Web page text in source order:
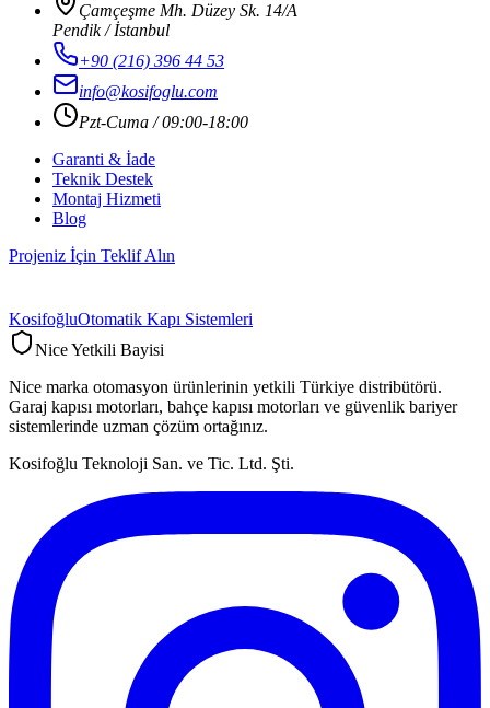
Çamçeşme Mh. Düzey Sk. 14/A
Pendik / İstanbul
+90 (216) 396 44 53
info@kosifoglu.com
Pzt-Cuma / 09:00-18:00
Garanti & İade
Teknik Destek
Montaj Hizmeti
Blog
Projeniz İçin Teklif Alın
KosifoğluOtomatik Kapı Sistemleri
Nice Yetkili Bayisi
Nice marka otomasyon ürünlerinin yetkili Türkiye distribütörü.
Garaj kapısı motorları, bahçe kapısı motorları ve güvenlik bariyer
sistemlerinde uzman çözüm ortağınız.
Kosifoğlu Teknoloji San. ve Tic. Ltd. Şti.